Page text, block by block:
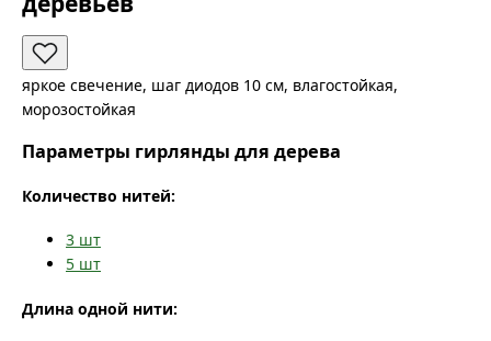
яркое свечение, шаг диодов 10 см, влагостойкая,
морозостойкая
Параметры гирлянды для дерева
Количество нитей:
3 шт
5 шт
Длина одной нити: